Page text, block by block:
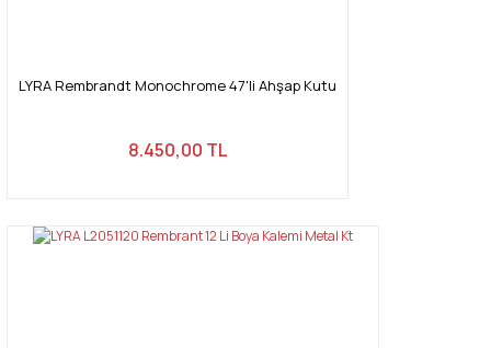
LYRA Rembrandt Monochrome 47'li Ahşap Kutu
8.450,00 TL